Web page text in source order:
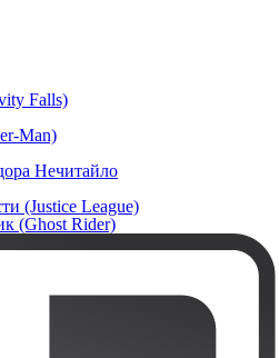
Falls)
Man)
Нечитайло
(Justice League)
(Ghost Rider)